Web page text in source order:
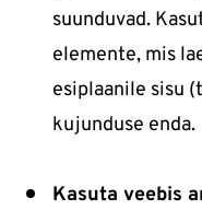
suunduvad.
elemente, mis
esiplaanile sisu
kujunduse enda.
Kasuta veebis